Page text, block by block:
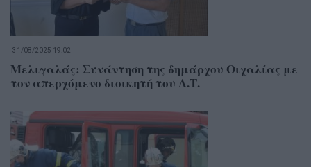
31/08/2025 19:02
Μελιγαλάς: Συνάντηση της δημάρχου Οιχαλίας με
τον απερχόμενο διοικητή του Α.Τ.